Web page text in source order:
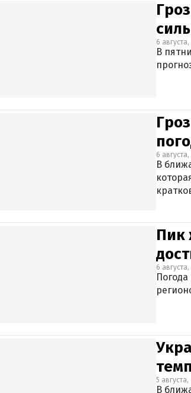
6 августа,
В
6 августа,
В
Пик
6 августа,
5 августа,
В